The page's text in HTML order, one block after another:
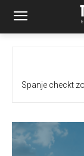
Spanje checkt